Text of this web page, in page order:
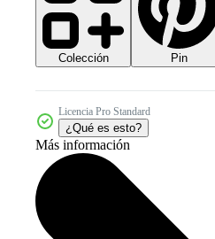
Colección Pin
Licencia Pro Standard
¿Qué es esto?
Más información